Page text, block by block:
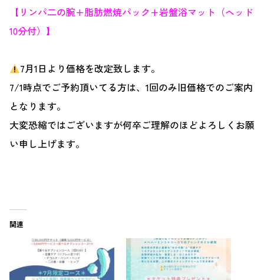
【リンパ二の腕+脂肪燃焼パック+岩盤浴マット（ヘッド
10分付）】
7月1日より価格を改定致します。
7/1時点でご予約頂いてる方は、1回のみ旧価格でのご案内
となります。
大変恐縮ではございますが何卒ご理解のほどよろしくお願
い申し上げます。
関連